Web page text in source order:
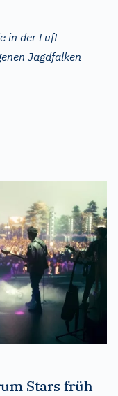
in der Luft
Jagdfalken
Stars früh